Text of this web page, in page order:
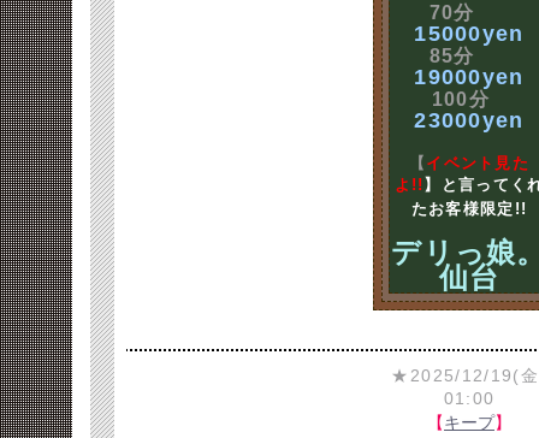
70分
15000yen
85分
19000yen
100分
23000yen
【 イベント見た
よ!! 】と言ってく
たお客様限定!!
デリっ娘
仙台
★2025/12/19(
01:00
【キープ】